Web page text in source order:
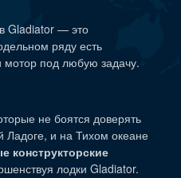
Gladiator — это
ряду есть
мотор под любую задачу.
не боятся доверять
Ладоге, и на Тихом океане
конструкторские
лодки Gladiator.